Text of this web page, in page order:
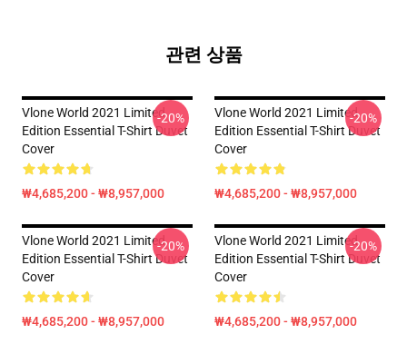
관련 상품
Vlone World 2021 Limited
Edition Essential T-Shirt Duvet
Cover
₩4,685,200 - ₩8,957,000
-20%
Vlone World 2021 Limited
Edition Essential T-Shirt Duvet
Cover
₩4,685,200 - ₩8,957,000
-20%
Vlone World 2021 Limited
Edition Essential T-Shirt Duvet
Cover
₩4,685,200 - ₩8,957,000
-20%
Vlone World 2021 Limited
Edition Essential T-Shirt Duvet
Cover
₩4,685,200 - ₩8,957,000
-20%